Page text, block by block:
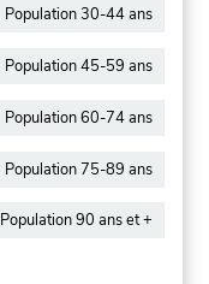
Population 30-44 ans
Population 45-59 ans
Population 60-74 ans
Population 75-89 ans
Population 90 ans et +